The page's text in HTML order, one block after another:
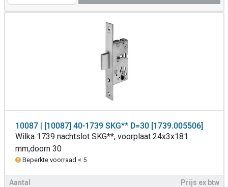
10087 | [10087] 40-1739 SKG** D=30 [1739.005506]
Wilka 1739 nachtslot SKG**, voorplaat 24x3x181
mm,doorn 30
Beperkte voorraad < 5
Aantal Prijs ex btw